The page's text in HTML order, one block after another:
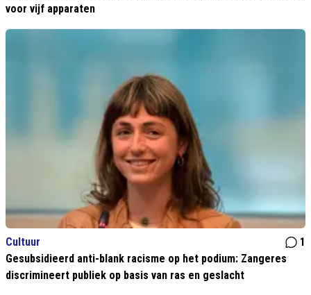
voor vijf apparaten
Cultuur
1
Gesubsidieerd anti-blank racisme op het podium: Zangeres
discrimineert publiek op basis van ras en geslacht